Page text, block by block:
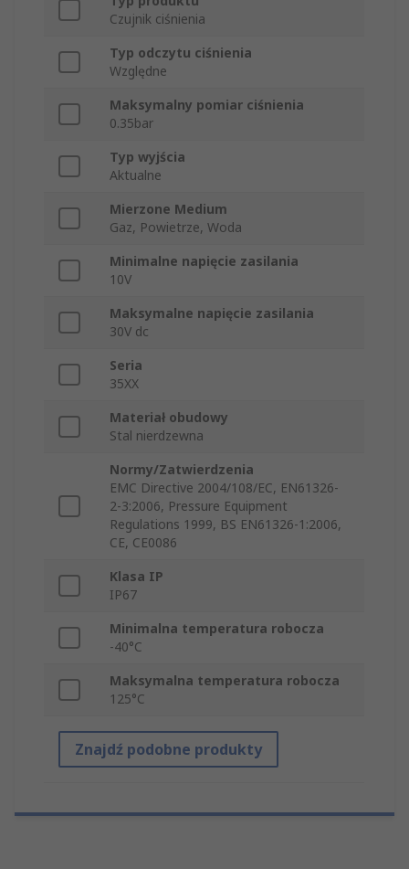
Czujnik ciśnienia
Typ odczytu ciśnienia
Względne
Maksymalny pomiar ciśnienia
0.35bar
Typ wyjścia
Aktualne
Mierzone Medium
Gaz, Powietrze, Woda
Minimalne napięcie zasilania
10V
Maksymalne napięcie zasilania
30V dc
Seria
35XX
Materiał obudowy
Stal nierdzewna
Normy/Zatwierdzenia
EMC Directive 2004/108/EC, EN61326-
2-3:2006, Pressure Equipment
Regulations 1999, BS EN61326-1:2006,
CE, CE0086
Klasa IP
IP67
Minimalna temperatura robocza
-40°C
Maksymalna temperatura robocza
125°C
Znajdź podobne produkty